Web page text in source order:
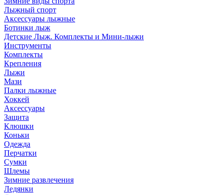
Лыжный спорт
Аксессуары лыжные
Ботинки лыж
Детские Лыж. Комплекты и Мини-лыжи
Инструменты
Комплекты
Крепления
Лыжи
Мази
Палки лыжные
Хоккей
Аксессуары
Защита
Клюшки
Коньки
Одежда
Перчатки
Сумки
Шлемы
Зимние развлечения
Ледянки